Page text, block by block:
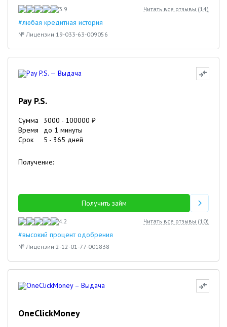
3.9 Читать все отзывы (14)
#любая кредитная история
№ Лицензии 19-033-63-009056
Pay P.S.
Сумма 3000 - 100000 ₽
Время
до 1 минуты
Срок
5 - 365 дней
Получение:
Получить займ
4.2 Читать все отзывы (10)
#высокий процент одобрения
№ Лицензии 2-12-01-77-001838
OneClickMoney